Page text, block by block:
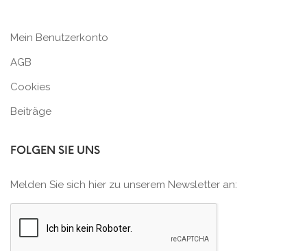
Mein Benutzerkonto
AGB
Cookies
Beiträge
FOLGEN SIE UNS
Melden Sie sich hier zu unserem Newsletter an: